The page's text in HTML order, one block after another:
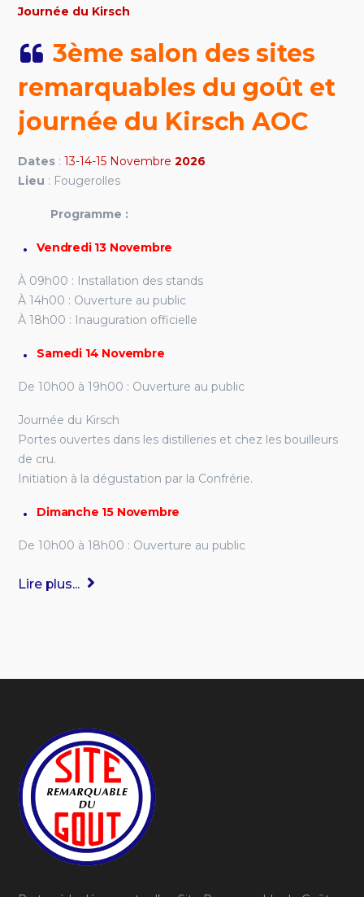
Journée du Kirsch
3ème salon des sites
remarquables du goût et
journée du Kirsch AOC
Dates :13-14-15 Novembre2026
Lieu : Fougerolles
Programme :
Vendredi 13 Novembre
À 09h00 : Installation des stands
À 14h00 : Ouverture au public
À 18h00 : Inauguration officielle
Samedi 14 Novembre
De 10h00 à 19h00 : Ouverture au public
Journée du Kirsch
Portes ouvertes dans les distilleries et chez les bouilleurs
de cru.
Initiation à la dégustation par la Confrérie.
Dimanche 15 Novembre
De 10h00 à 18h00 : Ouverture au public
Lire plus...